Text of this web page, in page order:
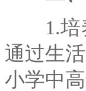
1.培养
通过生
小学中